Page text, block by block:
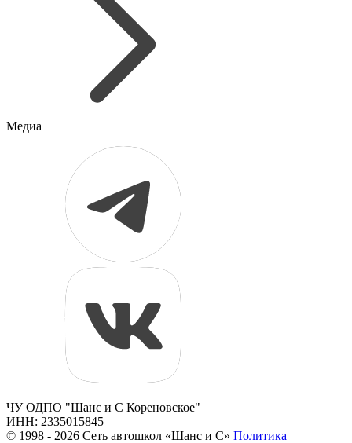
Медиа
ЧУ ОДПО "Шанс и С Кореновское"
ИНН: 2335015845
© 1998 - 2026 Сеть автошкол «Шанс и С» Политика